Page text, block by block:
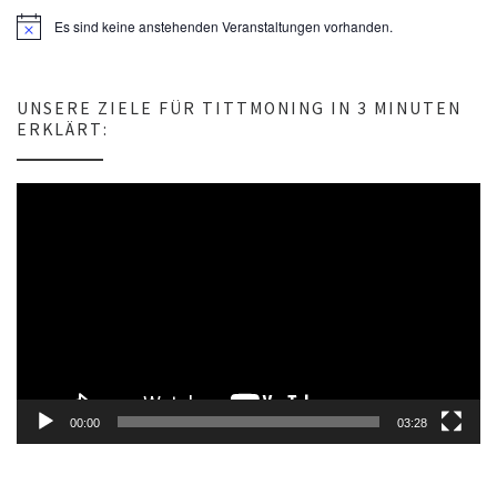
H
e
i
s
Es sind keine anstehenden Veranstaltungen vorhanden.
UNSERE ZIELE FÜR TITTMONING IN 3 MINUTEN
ERKLÄRT:
00:00 03:28